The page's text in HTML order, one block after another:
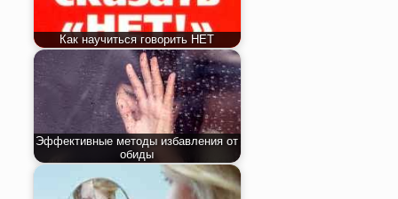
Как научиться говорить НЕТ
Эффективные методы избавления от
обиды